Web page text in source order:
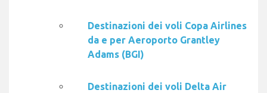
Destinazioni dei voli Copa Airlines
da e per Aeroporto Grantley
Adams (BGI)
Destinazioni dei voli Delta Air